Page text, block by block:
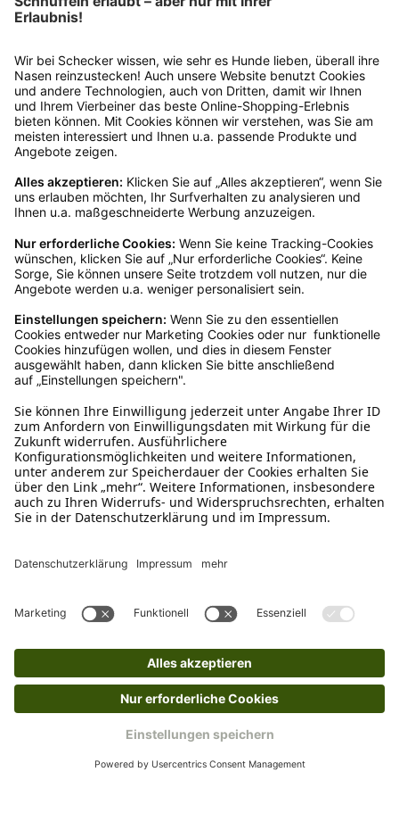
findest du online. Verpacke die Artikel
Rücksendeetikett auf das Paket. Dieses kannst du
dir in deinem Kundenkonto anfordern. Hast du als
Gast bestellt, schreibe uns eine Email an
verkauf@schecker.de oder rufe zu unseren
Servicezeiten an, dann lassen wir dir ein
Rücksendeetikett zukommen.
Mo – Fr 9 – 17 Uhr, Sa 9 – 13 Uhr
Ruf uns an
Schreibe uns
verkauf@schecker.de
WhatsApp Support
Tritt unserem Newsletter bei
Mehr von uns
Barrierefreiheitserklärung Impressum AGB
Datenschutz